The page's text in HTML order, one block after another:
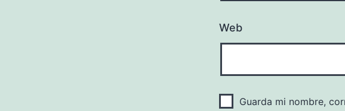
Web
Guarda mi nombre,